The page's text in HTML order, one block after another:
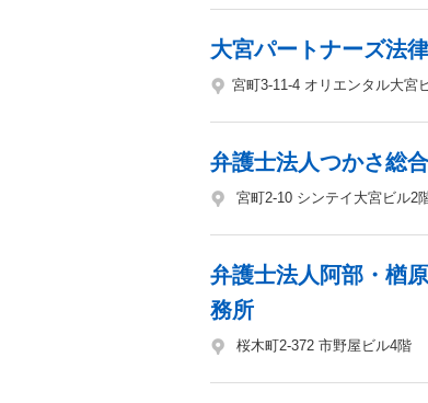
大宮パートナーズ法
宮町3-11-4 オリエンタル大宮
弁護士法人つかさ総
宮町2-10 シンテイ大宮ビル2
弁護士法人阿部・楢
務所
桜木町2-372 市野屋ビル4階